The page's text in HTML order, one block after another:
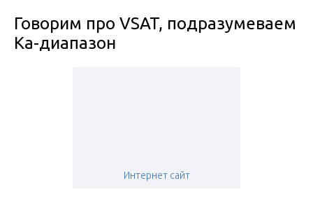
Говорим про VSAT, подразумеваем
Ка-диапазон
Интернет сайт